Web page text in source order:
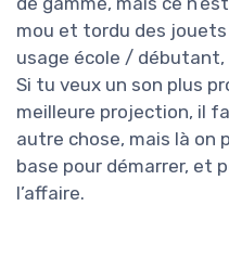
mou et tordu des jouets
usage école / débutant,
Si tu veux un son plus
meilleure projection, il
autre chose, mais là on
base pour démarrer, et
l’affaire.